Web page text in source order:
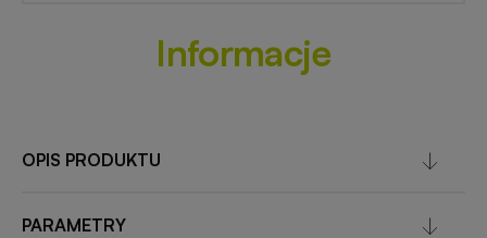
Informacje
OPIS PRODUKTU
PARAMETRY